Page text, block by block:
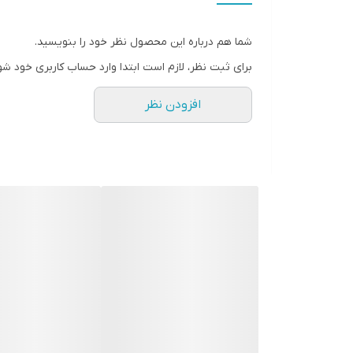
شما هم درباره این محصول نظر خود را بنویسید.
برای ثبت نظر، لازم است ابتدا وارد حساب کاربری خود
افزودن نظر